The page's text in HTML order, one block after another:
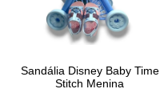
Sandália Disney Baby Time
Stitch Menina